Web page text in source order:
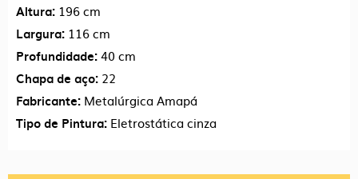
#
–
3106
Altura: 196 cm
Largura: 116 cm
Profundidade:40 cm
Chapa de aço: 22
Fabricante: Metalúrgica Amapá
Tipo de Pintura: Eletrostática cinza